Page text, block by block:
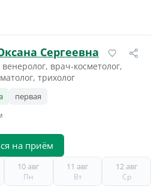
Сергеевна
врач-косметолог,
трихолог
первая
на приём
10 авг
Пн
11 авг
Вт
12 авг
Ср